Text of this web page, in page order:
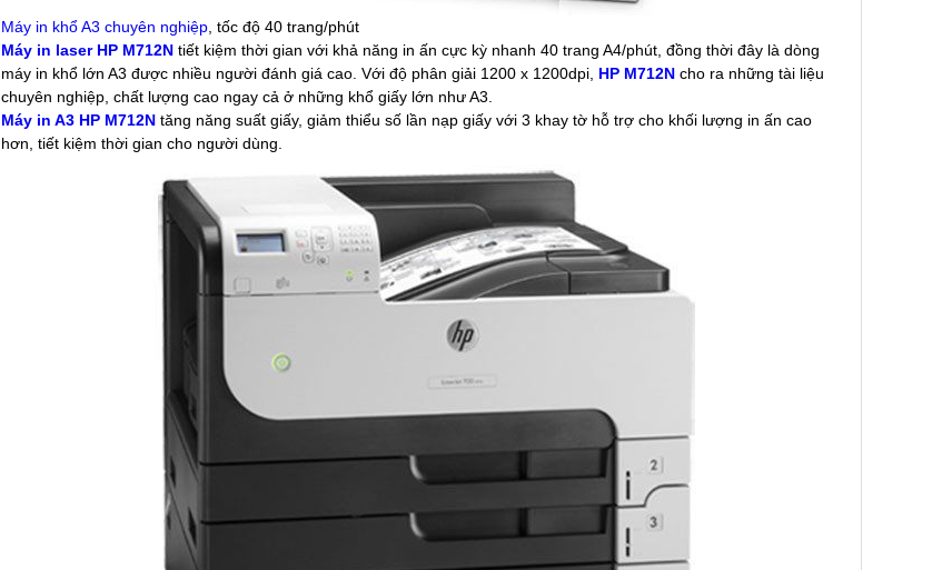
Máy in khổ A3 chuyên nghiệp , tốc độ 40 trang/phút
Máy in laser HP M712N tiết kiệm thời gian với khả năng in ấn cực kỳ nhanh 40 trang A4/phút, đồng thời đây là dòng
máy in khổ lớn A3 được nhiều người đánh giá cao. Với độ phân giải 1200 x 1200dpi, HP M712N cho ra những tài liệu
chuyên nghiệp, chất lượng cao ngay cả ở những khổ giấy lớn như A3.
Máy in A3 HP M712N tăng năng suất giấy, giảm thiểu số lần nạp giấy với 3 khay tờ hỗ trợ cho khối lượng in ấn cao
hơn, tiết kiệm thời gian cho người dùng.